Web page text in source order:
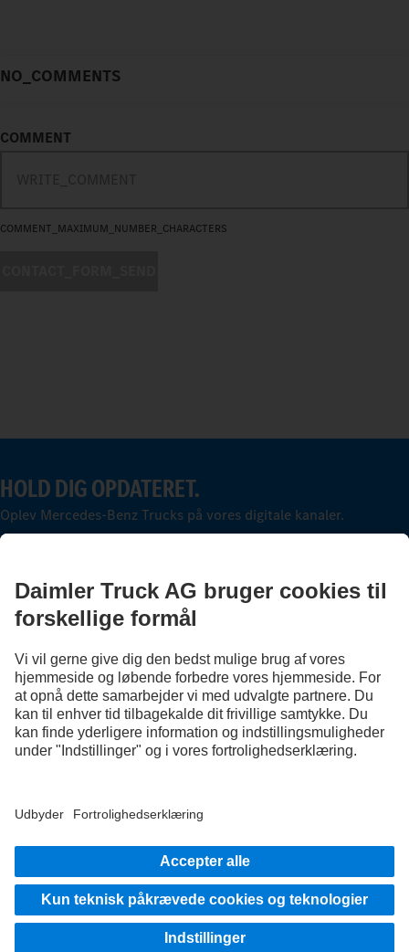
NO_COMMENTS
COMMENT
COMMENT_MAXIMUM_NUMBER_CHARACTERS
HOLD DIG OPDATERET.
Oplev Mercedes-Benz Trucks på vores digitale kanaler.
FOLLOW THE ROADSTARS.
Nu kan du dele erfaringer med andre truckere.
Udbyder
Databeskyttelsesoplysninger